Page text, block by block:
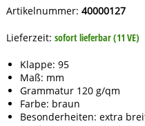
Artikelnummer:40000127
Lieferzeit:sofort lieferbar (11 VE)
Klappe: 95
Maß: mm
Grammatur 120 g/qm
Farbe: braun
Besonderheiten: extra